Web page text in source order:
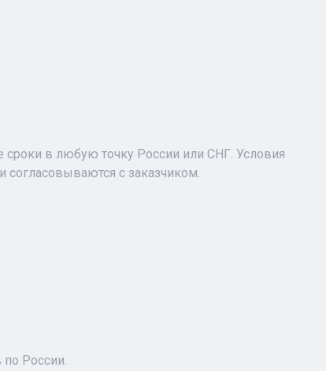
в любую точку России или СНГ. Условия
согласовываются с заказчиком.
России.